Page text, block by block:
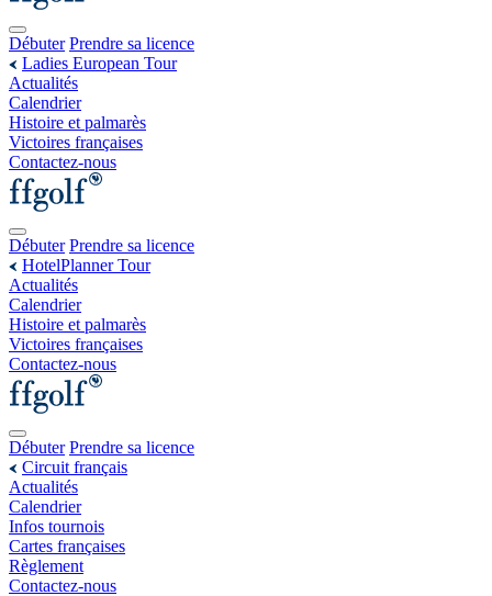
Débuter Prendre sa licence
Ladies European Tour
Actualités
Calendrier
Histoire et palmarès
Victoires françaises
Contactez-nous
Débuter Prendre sa licence
HotelPlanner Tour
Actualités
Calendrier
Histoire et palmarès
Victoires françaises
Contactez-nous
Débuter Prendre sa licence
Circuit français
Actualités
Calendrier
Infos tournois
Cartes françaises
Règlement
Contactez-nous